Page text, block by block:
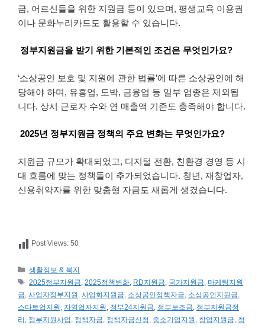
금, 어르신들을 위한 지원금 등이 있으며, 평생교육 이용권
이나 문화누리카드도 활용할 수 있습니다.
정부지원금을 받기 위한 기본적인 조건은 무엇인가요?
‘소상공인 보호 및 지원에 관한 법률’에 따른 소상공인에 해
당해야 하며, 유흥업, 도박, 금융업 등 일부 업종은 제외됩
니다. 상시 근로자 수와 연 매출액 기준도 충족해야 합니다.
2025년 정부지원금 정책의 주요 변화는 무엇인가요?
지원금 규모가 확대되었고, 디지털 전환, 친환경 경영 등 시
대 흐름에 맞는 정책들이 추가되었습니다. 청년, 재창업자,
신용취약자를 위한 맞춤형 자금도 새롭게 생겼습니다.
Post Views: 50
카
테
리
생활정보 & 복지
태
그
2025정부지원금 ,2025정책변화 RD지원금 국가지원금 마케팅지원
금 사업자정부지원 사업화지원금 소상공인정책자금 소상공인지원금
스타트업지원 자영업자지원 정부24지원금 정부보조금 정부지원금정
리 정부지원사업 정책자금 정책자금신청 중소기업지원 창업지원금 청